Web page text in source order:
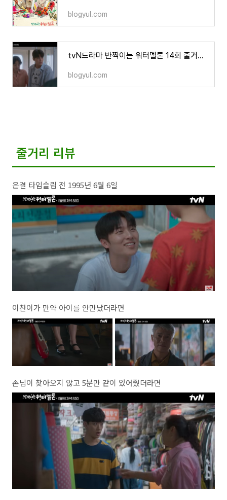
blogyul.com
tvN드라마 반짝이는 워터멜론 14회 줄거리 리뷰
blogyul.com
줄거리 리뷰
은결 타임슬립 전 1995년 6월 6일
이찬이가 만약 아이를 안만났더라면
손님이 찾아오지 않고 5분만 같이 있어줬더라면